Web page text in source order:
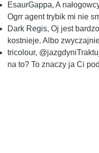
EsaurGappa, A
Ogrr agent trybik mi nie
Dark Regis, Oj jest
kostnieje. Albo
tricolour,
na to? To znaczy ja Ci